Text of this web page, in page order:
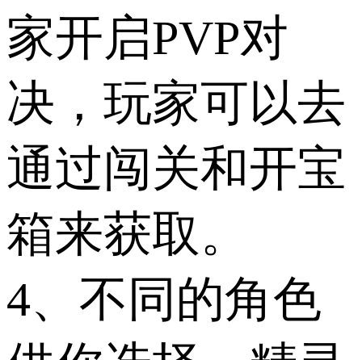
家开启PVP对
决，玩家可以去
通过闯关和开宝
箱来获取。
4、不同的角色